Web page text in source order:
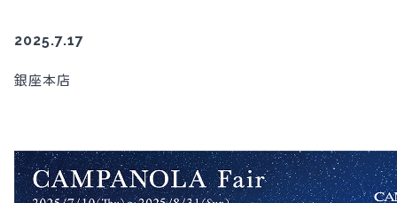
2025.7.17
銀座本店